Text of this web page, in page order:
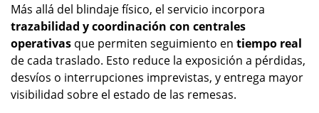
Más allá del blindaje físico, el servicio incorpora
trazabilidad y coordinación con centrales
operativas que permiten seguimiento en tiempo real
de cada traslado. Esto reduce la exposición a pérdidas,
desvíos o interrupciones imprevistas, y entrega mayor
visibilidad sobre el estado de las remesas.